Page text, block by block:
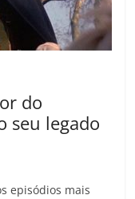
do
seu legado
episódios mais